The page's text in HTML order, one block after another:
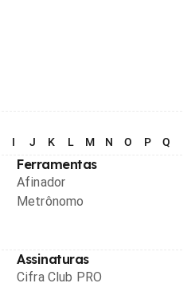
I J K L M N O P Q
Ferramentas
Afinador
Metrônomo
Assinaturas
Cifra Club PRO